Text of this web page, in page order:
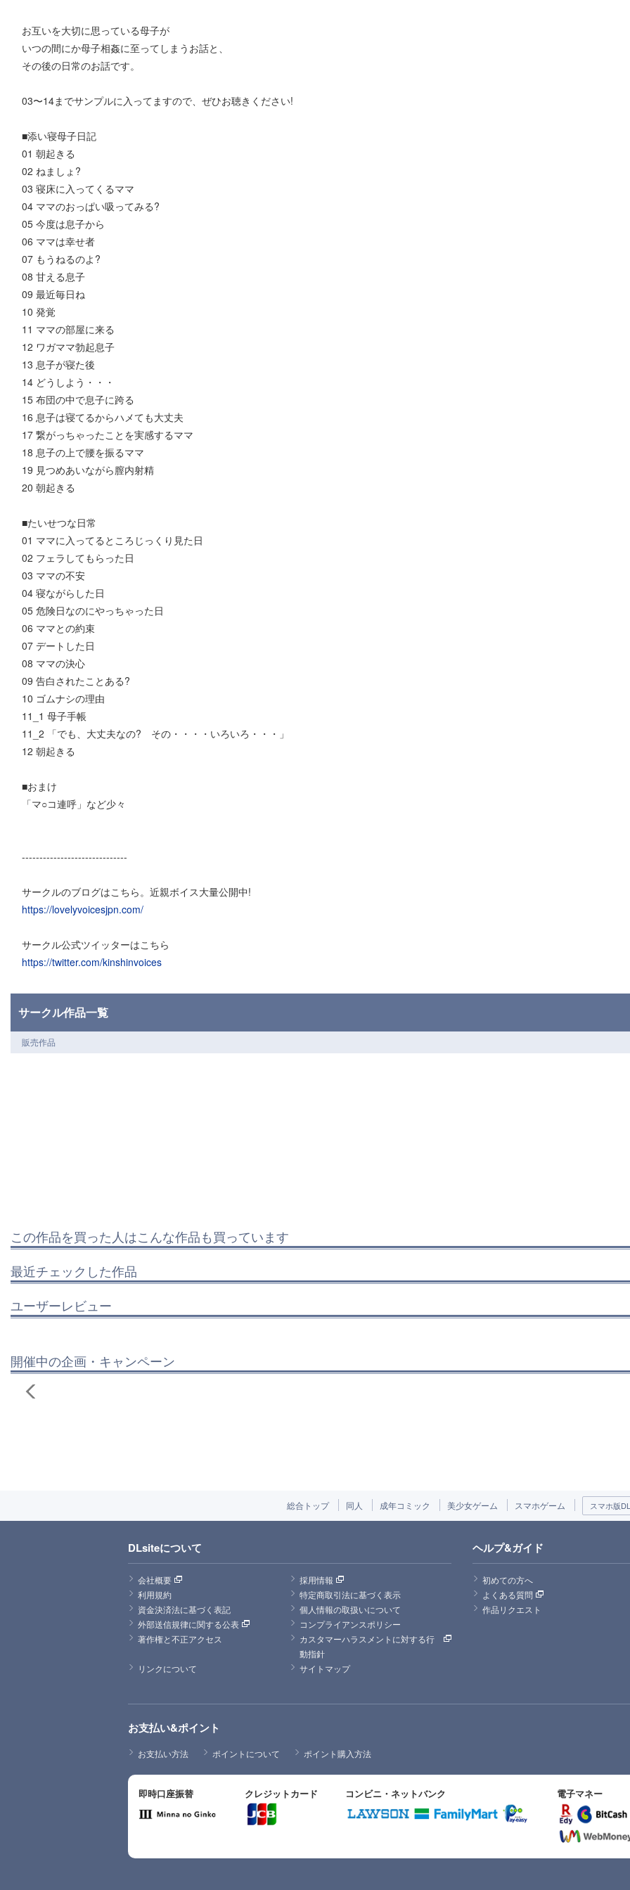
お互いを大切に思っている母子が
いつの間にか母子相姦に至ってしまうお話と、
その後の日常のお話です。
03〜14までサンプルに入ってますので、ぜひお聴きください!
■添い寝母子日記
01 朝起きる
02 ねましょ?
03 寝床に入ってくるママ
04 ママのおっぱい吸ってみる?
05 今度は息子から
06 ママは幸せ者
07 もうねるのよ?
08 甘える息子
09 最近毎日ね
10 発覚
11 ママの部屋に来る
12 ワガママ勃起息子
13 息子が寝た後
14 どうしよう・・・
15 布団の中で息子に跨る
16 息子は寝てるからハメても大丈夫
17 繋がっちゃったことを実感するママ
18 息子の上で腰を振るママ
19 見つめあいながら膣内射精
20 朝起きる
■たいせつな日常
01 ママに入ってるところじっくり見た日
02 フェラしてもらった日
03 ママの不安
04 寝ながらした日
05 危険日なのにやっちゃった日
06 ママとの約束
07 デートした日
08 ママの決心
09 告白されたことある?
10 ゴムナシの理由
11_1 母子手帳
11_2 「でも、大丈夫なの? その・・・・いろいろ・・・」
12 朝起きる
■おまけ
「マ○コ連呼」など少々
------------------------------
サークルのブログはこちら。近親ボイス大量公開中!
https://lovelyvoicesjpn.com/
サークル公式ツイッターはこちら
https://twitter.com/kinshinvoices
サークル作品一覧
販売作品
この作品を買った人はこんな作品も買っています
最近チェックした作品
ユーザーレビュー
開催中の企画・キャンペーン
総合トップ 同人 成年コミック 美少女ゲーム スマホゲーム スマホ版
DLsiteについて
会社概要
採用情報
利用規約
特定商取引法に基づく表示
資金決済法に基づく表記
個人情報の取扱いについて
外部送信規律に関する公表
コンプライアンスポリシー
著作権と不正アクセス
カスタマーハラスメントに対する行
動指針
リンクについて
サイトマップ
ヘルプ&ガイド
初めての方へ
よくある質問
作品リクエスト
お支払い&ポイント
お支払い方法 ポイントについて ポイント購入方法
即時口座振替 クレジットカード コンビニ・ネットバンク 電子マネー